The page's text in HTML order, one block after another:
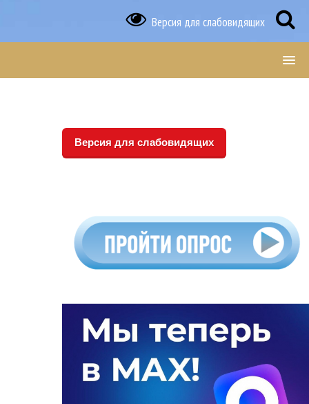
Версия для слабовидящих
Версия для слабовидящих